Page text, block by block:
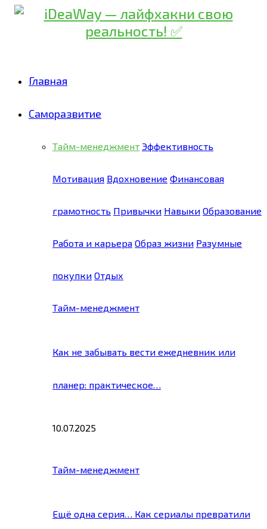
Главная
Саморазвитие
Тайм-менеджмент Эффективность
Мотивация Вдохновение Финансовая
грамотность Привычки Навыки Образование
Работа и карьера Образ жизни Разумные
покупки Отдых
Тайм-менеджмент
Как не забывать вести ежедневник или
планер: практическое…
10.07.2025
Тайм-менеджмент
Ещё одна серия… Как сериалы превратили